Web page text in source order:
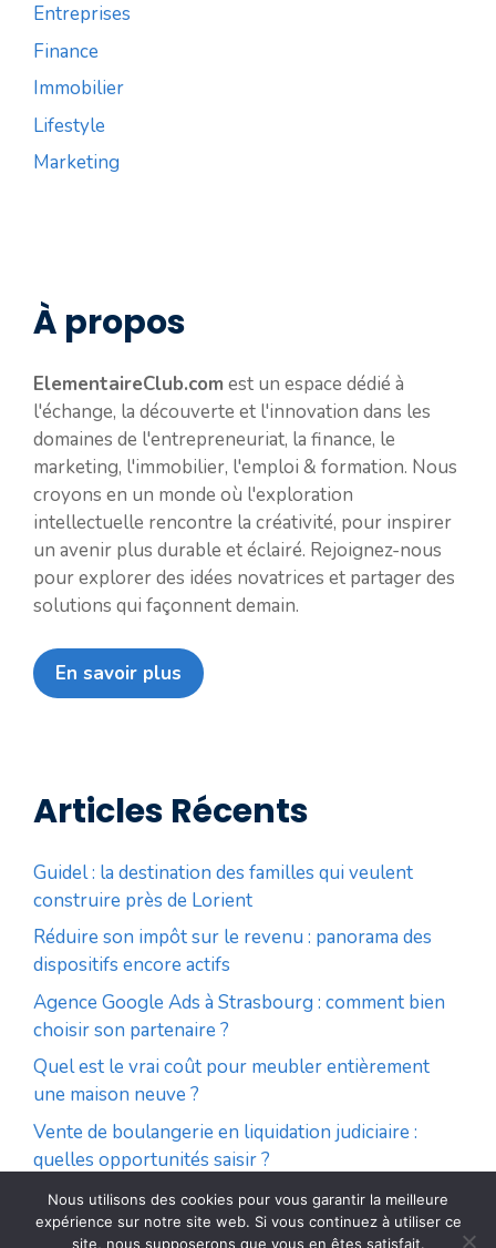
Entreprises
Finance
Immobilier
Lifestyle
Marketing
À propos
ElementaireClub.com est un espace dédié à
l'échange, la découverte et l'innovation dans les
domaines de l'entrepreneuriat, la finance, le
marketing, l'immobilier, l'emploi & formation. Nous
croyons en un monde où l'exploration
intellectuelle rencontre la créativité, pour inspirer
un avenir plus durable et éclairé. Rejoignez-nous
pour explorer des idées novatrices et partager des
solutions qui façonnent demain.
En savoir plus
Articles Récents
Guidel : la destination des familles qui veulent
construire près de Lorient
Réduire son impôt sur le revenu : panorama des
dispositifs encore actifs
Agence Google Ads à Strasbourg : comment bien
choisir son partenaire ?
Quel est le vrai coût pour meubler entièrement
une maison neuve ?
Vente de boulangerie en liquidation judiciaire :
quelles opportunités saisir ?
© 2026 Élémentaire Club• Construit avec
Nous utilisons des cookies pour vous garantir la meilleure
expérience sur notre site web. Si vous continuez à utiliser ce
site, nous supposerons que vous en êtes satisfait.